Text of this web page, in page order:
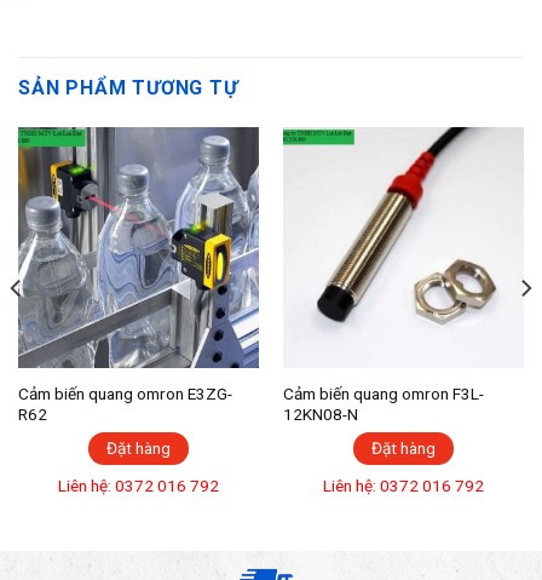
SẢN PHẨM TƯƠNG TỰ
Cảm biến quang omron E3ZG-
R62
Đặt hàng
Liên hệ: 0372 016 792
Cảm biến quang omron F3L-
12KN08-N
Đặt hàng
Liên hệ: 0372 016 792